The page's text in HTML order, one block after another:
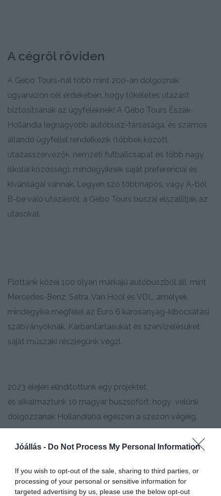
Jóállás - Do Not Process My Personal Information
If you wish to opt-out of the sale, sharing to third parties, or
processing of your personal or sensitive information for
targeted advertising by us, please use the below opt-out
A cégről röviden
A Gebo Tours-nál több mint 200-an dolgoznak
ugyanazon cél érdekében, hogy tökéletes utazást
biztosítsanak az ügyfeleknek! A Gebo Tours Észak-
Hollandia legnagyobb autóbusz-társasága, és számos
állandó ügyfellel rendelkezik (többek között
utazásszervezők, nemzeti futballcsapat és több nagy
iskolai közösség), mindegyiknek saját preferenciái és
kívánságai vannak. Legyen szó többnapos, vagy A-ból
B-be való utazásról, a Gebo Tours buszai elszallitjak az
utasokat.
Flottánk közel 100 olyan márkájú autóbuszból áll, mint
Mercedes-Benz, Setra, Van Hool és VDL, amelyek
mindegyike megfelel az Euro 6 károsanyag-kibocsátási
szabványoknak. Karbantartásukat és szervizelésuket
saját műszaki részlegünk végzi.
2023 elején elindítottunk egy projektet,
és alkalmaztunk 10 magyar buszsofőrt, hogy velünk
dolgozzanak Hollandiába egészen a szezon végéig,
októberig. Cégünkön belül képeztük ki őket, hogy
csatlakozhassanak sofőrcsapatunkhoz. Szallast is
dolgoznak; 4 hét munka és 2 hét otthonlet. Szallitast is a
ceg biztositja.